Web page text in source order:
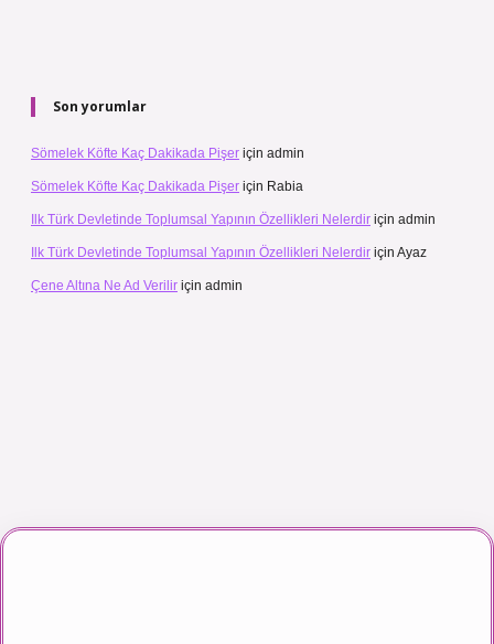
Son yorumlar
Sömelek Köfte Kaç Dakikada Pişer için admin
Sömelek Köfte Kaç Dakikada Pişer için Rabia
Ilk Türk Devletinde Toplumsal Yapının Özellikleri Nelerdir için admin
Ilk Türk Devletinde Toplumsal Yapının Özellikleri Nelerdir için Ayaz
Çene Altına Ne Ad Verilir için admin
izle